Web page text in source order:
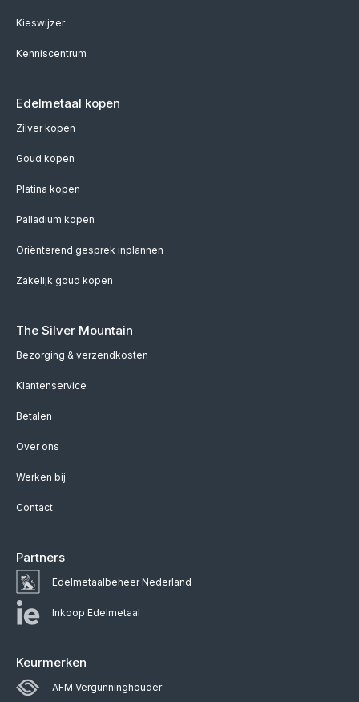
Kieswijzer
Kenniscentrum
Edelmetaal kopen
Zilver kopen
Goud kopen
Platina kopen
Palladium kopen
Oriënterend gesprek inplannen
Zakelijk goud kopen
The Silver Mountain
Bezorging & verzendkosten
Klantenservice
Betalen
Over ons
Werken bij
Contact
Partners
Edelmetaalbeheer Nederland
Inkoop Edelmetaal
Keurmerken
AFM Vergunninghouder